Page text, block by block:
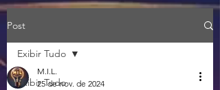
Post
Exibir Tudo
Exibir Tudo
M.I.L.
25 de nov. de 2024